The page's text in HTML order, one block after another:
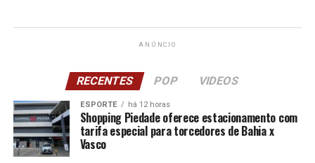
ANÚNCIO
RECENTES POP VIDEOS
ESPORTE há 12 horas
Shopping Piedade oferece estacionamento com
tarifa especial para torcedores de Bahia x
Vasco